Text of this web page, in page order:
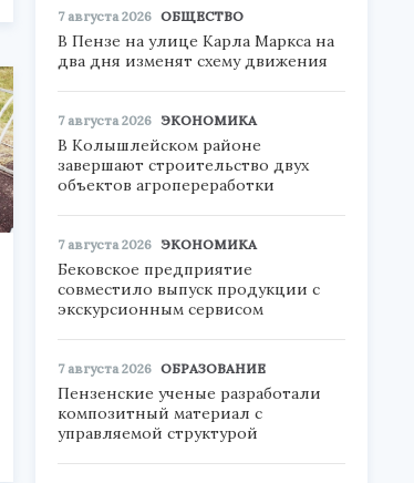
7 августа 2026 ОБЩЕСТВО
В Пензе на улице Карла Маркса на
два дня изменят схему движения
7 августа 2026 ЭКОНОМИКА
В Колышлейском районе
завершают строительство двух
объектов агропереработки
7 августа 2026 ЭКОНОМИКА
Бековское предприятие
совместило выпуск продукции с
экскурсионным сервисом
7 августа 2026 ОБРАЗОВАНИЕ
Пензенские ученые разработали
композитный материал с
управляемой структурой